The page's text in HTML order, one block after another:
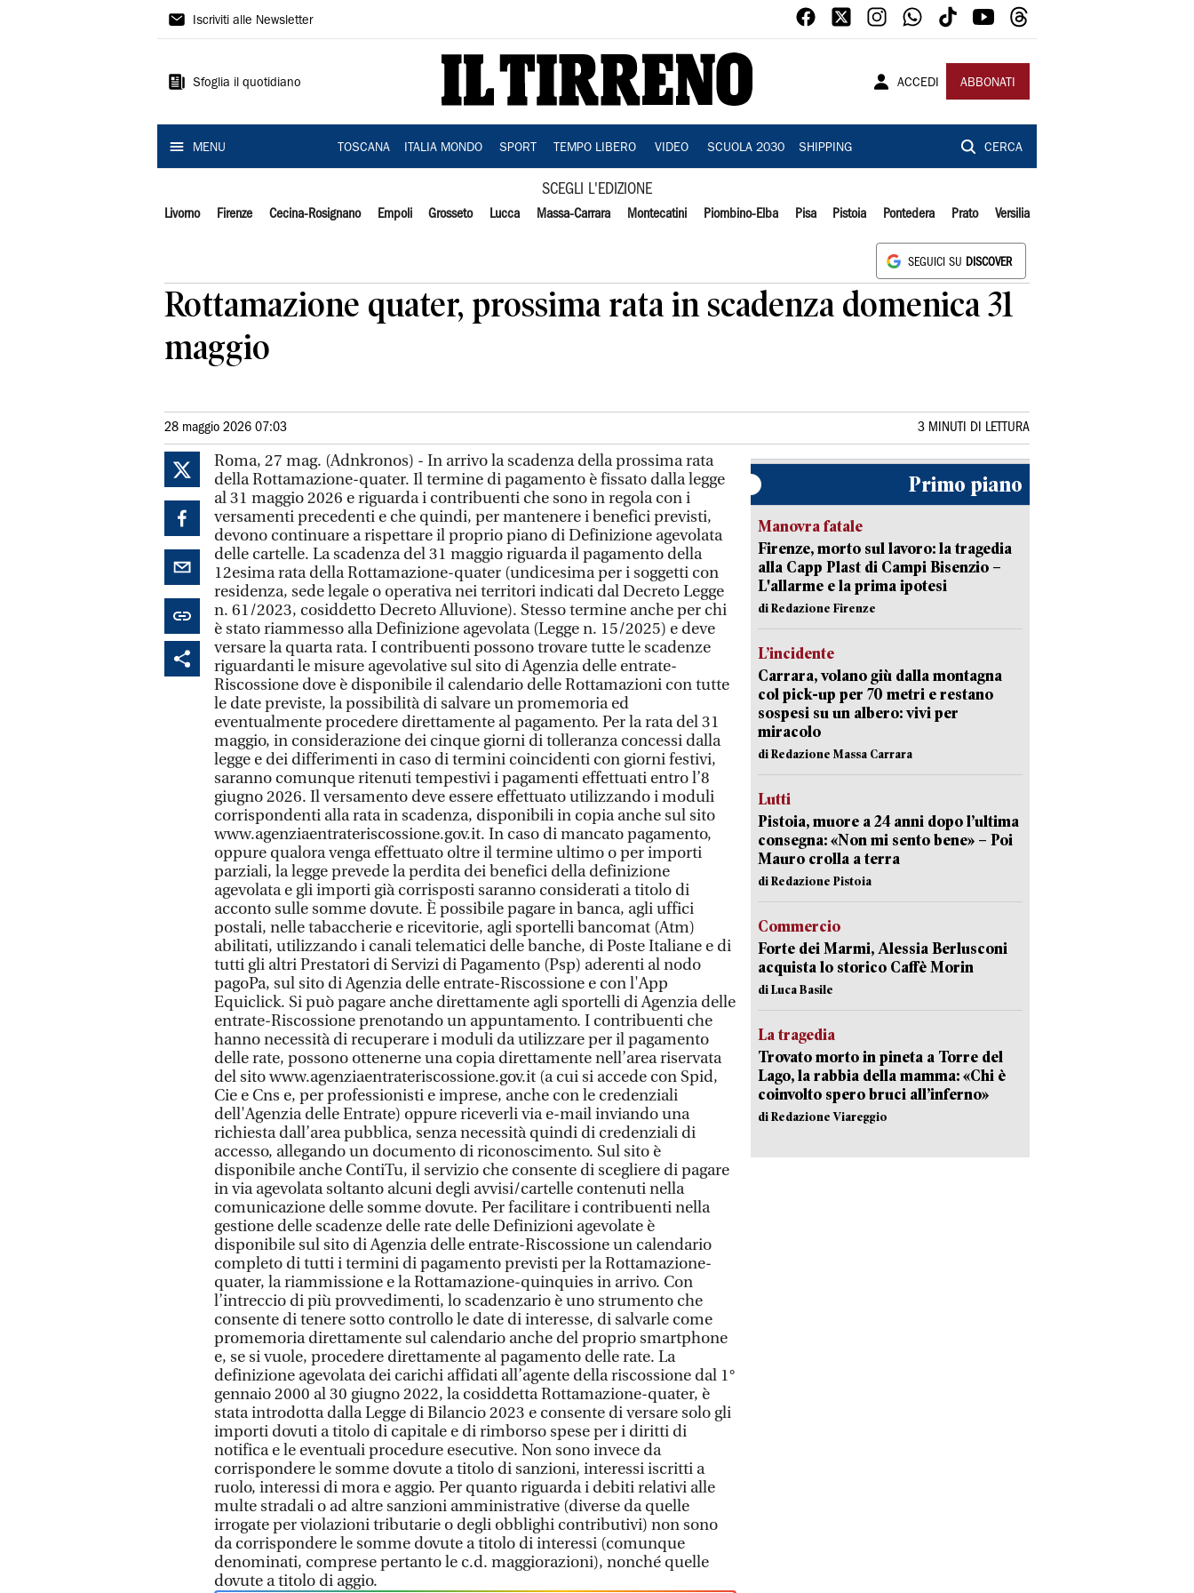
Il
Iscriviti alle Newsletter
Sfoglia il quotidiano ACCEDI ABBONATI
MENU TOSCANA ITALIA MONDO SPORT TEMPO LIBERO VIDEO SCUOLA 2030 SHIPPING CERCA
SCEGLI L'EDIZIONE
Livorno Firenze Cecina-Rosignano Empoli Grosseto Lucca Massa-Carrara Montecatini Piombino-Elba Pisa Pistoia Pontedera Prato Versilia
SEGUICI SU DISCOVER
Rottamazione quater, prossima rata in scadenza domenica 31
maggio
28 maggio 2026 07:03 3 MINUTI DI LETTURA
Roma, 27 mag. (Adnkronos) - In arrivo la scadenza della prossima rata
della Rottamazione-quater. Il termine di pagamento è fissato dalla legge
al 31 maggio 2026 e riguarda i contribuenti che sono in regola con i
versamenti precedenti e che quindi, per mantenere i benefici previsti,
devono continuare a rispettare il proprio piano di Definizione agevolata
delle cartelle. La scadenza del 31 maggio riguarda il pagamento della
12esima rata della Rottamazione-quater (undicesima per i soggetti con
residenza, sede legale o operativa nei territori indicati dal Decreto Legge
n. 61/2023, cosiddetto Decreto Alluvione). Stesso termine anche per chi
è stato riammesso alla Definizione agevolata (Legge n. 15/2025) e deve
versare la quarta rata. I contribuenti possono trovare tutte le scadenze
riguardanti le misure agevolative sul sito di Agenzia delle entrate-
Riscossione dove è disponibile il calendario delle Rottamazioni con tutte
le date previste, la possibilità di salvare un promemoria ed
eventualmente procedere direttamente al pagamento. Per la rata del 31
maggio, in considerazione dei cinque giorni di tolleranza concessi dalla
legge e dei differimenti in caso di termini coincidenti con giorni festivi,
saranno comunque ritenuti tempestivi i pagamenti effettuati entro l’8
giugno 2026. Il versamento deve essere effettuato utilizzando i moduli
corrispondenti alla rata in scadenza, disponibili in copia anche sul sito
www.agenziaentrateriscossione.gov.it. In caso di mancato pagamento,
oppure qualora venga effettuato oltre il termine ultimo o per importi
parziali, la legge prevede la perdita dei benefici della definizione
agevolata e gli importi già corrisposti saranno considerati a titolo di
acconto sulle somme dovute. È possibile pagare in banca, agli uffici
postali, nelle tabaccherie e ricevitorie, agli sportelli bancomat (Atm)
abilitati, utilizzando i canali telematici delle banche, di Poste Italiane e di
tutti gli altri Prestatori di Servizi di Pagamento (Psp) aderenti al nodo
pagoPa, sul sito di Agenzia delle entrate-Riscossione e con l'App
Equiclick. Si può pagare anche direttamente agli sportelli di Agenzia delle
entrate-Riscossione prenotando un appuntamento. I contribuenti che
hanno necessità di recuperare i moduli da utilizzare per il pagamento
delle rate, possono ottenerne una copia direttamente nell’area riservata
del sito www.agenziaentrateriscossione.gov.it (a cui si accede con Spid,
Cie e Cns e, per professionisti e imprese, anche con le credenziali
dell'Agenzia delle Entrate) oppure riceverli via e-mail inviando una
richiesta dall’area pubblica, senza necessità quindi di credenziali di
accesso, allegando un documento di riconoscimento. Sul sito è
disponibile anche ContiTu, il servizio che consente di scegliere di pagare
in via agevolata soltanto alcuni degli avvisi/cartelle contenuti nella
comunicazione delle somme dovute. Per facilitare i contribuenti nella
gestione delle scadenze delle rate delle Definizioni agevolate è
disponibile sul sito di Agenzia delle entrate-Riscossione un calendario
completo di tutti i termini di pagamento previsti per la Rottamazione-
quater, la riammissione e la Rottamazione-quinquies in arrivo. Con
l’intreccio di più provvedimenti, lo scadenzario è uno strumento che
consente di tenere sotto controllo le date di interesse, di salvarle come
promemoria direttamente sul calendario anche del proprio smartphone
e, se si vuole, procedere direttamente al pagamento delle rate. La
definizione agevolata dei carichi affidati all’agente della riscossione dal 1°
gennaio 2000 al 30 giugno 2022, la cosiddetta Rottamazione-quater, è
stata introdotta dalla Legge di Bilancio 2023 e consente di versare solo gli
importi dovuti a titolo di capitale e di rimborso spese per i diritti di
notifica e le eventuali procedure esecutive. Non sono invece da
corrispondere le somme dovute a titolo di sanzioni, interessi iscritti a
ruolo, interessi di mora e aggio. Per quanto riguarda i debiti relativi alle
multe stradali o ad altre sanzioni amministrative (diverse da quelle
irrogate per violazioni tributarie o degli obblighi contributivi) non sono
da corrispondere le somme dovute a titolo di interessi (comunque
denominati, comprese pertanto le c.d. maggiorazioni), nonché quelle
dovute a titolo di aggio.
Primo piano
Manovra fatale
Firenze, morto sul lavoro: la tragedia
alla Capp Plast di Campi Bisenzio –
L'allarme e la prima ipotesi
di Redazione Firenze
L’incidente
Carrara, volano giù dalla montagna
col pick-up per 70 metri e restano
sospesi su un albero: vivi per
miracolo
di Redazione Massa Carrara
Lutti
Pistoia, muore a 24 anni dopo l’ultima
consegna: «Non mi sento bene» – Poi
Mauro crolla a terra
di Redazione Pistoia
Commercio
Forte dei Marmi, Alessia Berlusconi
acquista lo storico Caffè Morin
di Luca Basile
La tragedia
Trovato morto in pineta a Torre del
Lago, la rabbia della mamma: «Chi è
coinvolto spero bruci all’inferno»
di Redazione Viareggio